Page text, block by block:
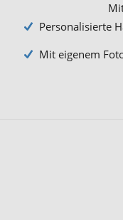
Personalisierte
Mit eigenem